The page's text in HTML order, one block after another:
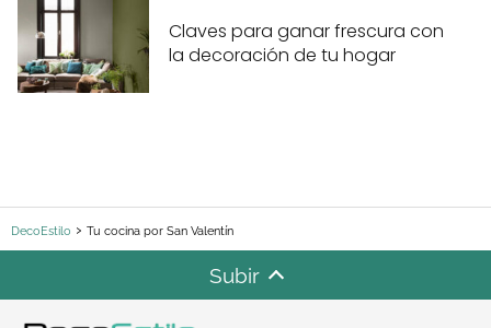
Claves para ganar frescura con
la decoración de tu hogar
DecoEstilo Tu cocina por San Valentín
Subir